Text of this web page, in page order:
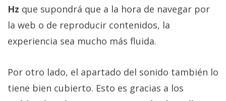
Hz que supondrá que a la hora de navegar por
la web o de reproducir contenidos, la
experiencia sea mucho más fluida.
Por otro lado, el apartado del sonido también lo
tiene bien cubierto. Esto es gracias a los